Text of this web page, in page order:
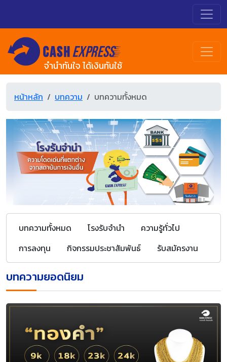
จำนำทันใจ ได้เงินทันใช้
หน้าหลัก บทความ บทความทั้งหมด
บทความทั้งหมด โรงรับจำนำ
ความรู้ทั่วไป
การลงทุน
กิจกรรมประชาสัมพันธ์ รับสมัครงาน
บทความยอดนิยม